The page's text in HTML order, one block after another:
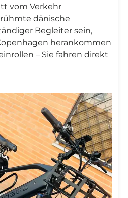
vom Verkehr
dänische
Begleiter sein,
herankommen
– Sie fahren direkt